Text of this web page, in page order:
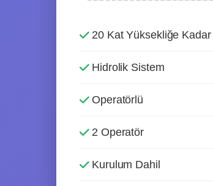
20 Kat Yüksekliğe Kadar
Hidrolik Sistem
Operatörlü
2 Operatör
Kurulum Dahil